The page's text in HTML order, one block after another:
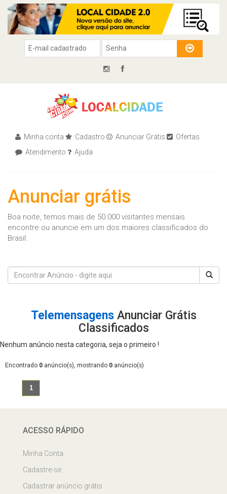
Minha conta Cadastro Anunciar Grátis
Ofertas
Atendimento
Ajuda
Anunciar grátis
Boa noite, temos mais de 50.000 visitantes mensais
encontre ou anuncie em um dos maiores classificados do
Brasil.
TelemensagensAnunciar Grátis
Classificados
Nenhum anúncio nesta categoria, seja o primeiro !
Encontrado 0 anúncio(s), mostrando 0 anúncio(s)
1
ACESSO RÁPIDO
Minha Conta
Cadastre-se
Cadastrar anúncio grátis